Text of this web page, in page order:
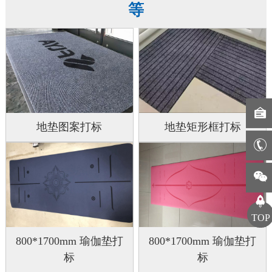
等
地垫图案打标 地垫矩形框打标
800*1700mm 瑜伽垫打
标
800*1700mm 瑜伽垫打
标
TOP